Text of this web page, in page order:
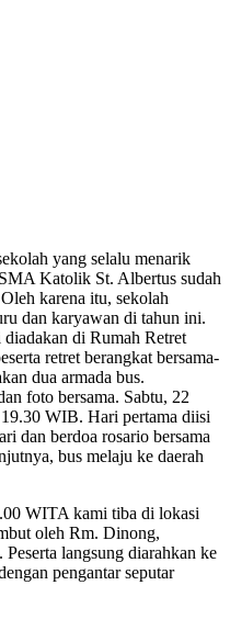
yang selalu menarik
Katolik St. Albertus sudah
karena itu, sekolah
dan karyawan di tahun ini.
di Rumah Retret
retret berangkat bersama-
dua armada bus.
foto bersama. Sabtu, 22
WIB. Hari pertama diisi
dan berdoa rosario bersama
bus melaju ke daerah
WITA kami tiba di lokasi
oleh Rm. Dinong,
langsung diarahkan ke
pengantar seputar